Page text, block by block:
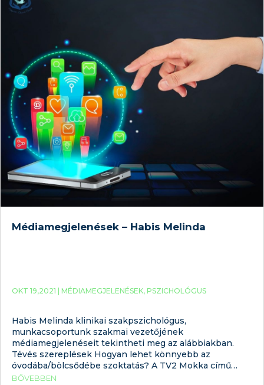
Médiamegjelenések – Habis Melinda
OKT 19,2021 | MÉDIAMEGJELENÉSEK, PSZICHOLÓGUS
Habis Melinda klinikai szakpszichológus,
munkacsoportunk szakmai vezetőjének
médiamegjelenéseit tekintheti meg az alábbiakban.
Tévés szereplések Hogyan lehet könnyebb az
óvodába/bölcsődébe szoktatás? A TV2 Mokka című
műsorában erről beszélgettünk. A koronavírus járvány
BŐVEBBEN